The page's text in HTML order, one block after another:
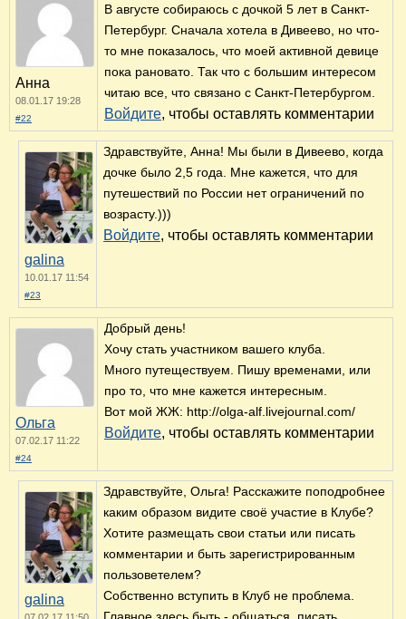
Анна
08.01.17 19:28
#22
В августе собираюсь с дочкой 5 лет в Санкт-
Петербург. Сначала хотела в Дивеево, но что-
то мне показалось, что моей активной девице
пока рановато. Так что с большим интересом
читаю все, что связано с Санкт-Петербургом.
Войдите, чтобы оставлять комментарии
galina
10.01.17 11:54
#23
Здравствуйте, Анна! Мы были в Дивеево, когда
дочке было 2,5 года. Мне кажется, что для
путешествий по России нет ограничений по
возрасту.)))
Войдите, чтобы оставлять комментарии
Ольга
07.02.17 11:22
#24
Добрый день!
Хочу стать участником вашего клуба.
Много путеществуем. Пишу временами, или
про то, что мне кажется интересным.
Вот мой ЖЖ: http://olga-alf.livejournal.com/
Войдите, чтобы оставлять комментарии
galina
Здравствуйте, Ольга! Расскажите поподробнее
каким образом видите своё участие в Клубе?
Хотите размещать свои статьи или писать
комментарии и быть зарегистрированным
пользоветелем?
Собственно вступить в Клуб не проблема.